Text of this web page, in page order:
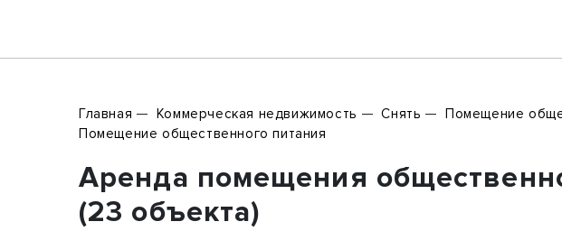
Главная Коммерческая недвижимость Снять Помещение
Помещение общественного питания
Аренда помещения
(23 объекта)